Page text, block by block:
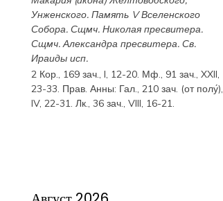
Унженского. Память V Вселенского
Собора. Сщмч.Николая пресвитера.
Сщмч.Александра пресвитера. Св.
Ираиды исп.
2 Кор., 169 зач., I, 12-20. Мф., 91 зач., XXII,
23-33. Прав. Анны: Гал., 210 зач. (от полу́),
IV, 22-31. Лк., 36 зач., VIII, 16-21.